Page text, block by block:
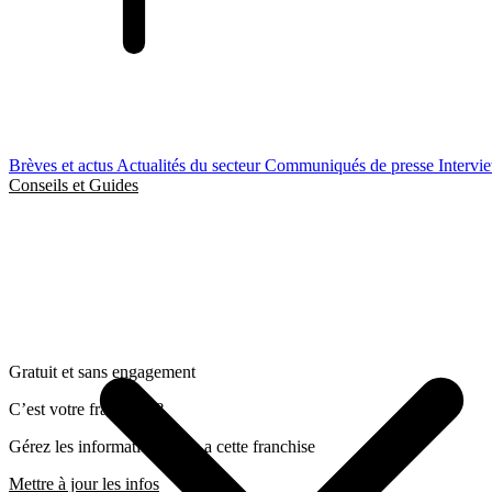
Brèves et actus Actualités du secteurCommuniqués de presse
Conseils et Guides
Gratuit et sans engagement
C’est votre franchise ?
Gérez les informations liées a cette franchise
Mettre à jour les infos